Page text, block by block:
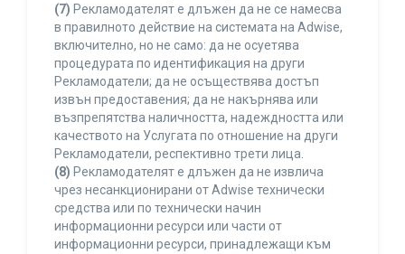
(7) Рекламодателят е длъжен да не се намесва
в правилното действие на системата на Adwise,
включително, но не само: да не осуетява
процедурата по идентификация на други
Рекламодатели; да не осъществява достъп
извън предоставения; да не накърнява или
възпрепятства наличността, надеждността или
качеството на Услугата по отношение на други
Рекламодатели, респективно трети лица.
(8) Рекламодателят е длъжен да не извлича
чрез несанкционирани от Adwise технически
средства или по технически начин
информационни ресурси или части от
информационни ресурси, принадлежащи към